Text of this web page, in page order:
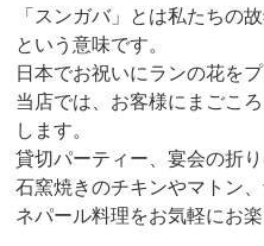
「スンガバ」とは私たちの
という意味です。
日本でお祝いにランの花を
当店では、お客様にまごこ
します。
貸切パーティー、宴会の折
石窯焼きのチキンやマトン
ネパール料理をお気軽にお楽